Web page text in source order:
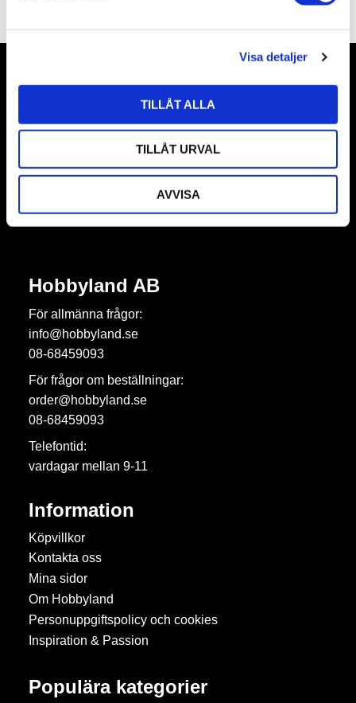
Visa detaljer
TILLÅT ALLA
TILLÅT URVAL
AVVISA
Nyhetsbrev
Prenumerera
Hobbyland AB
För allmänna frågor:
info@hobbyland.se
08-68459093
För frågor om beställningar:
order@hobbyland.se
08-68459093
Telefontid:
vardagar mellan 9-11
Information
Köpvillkor
Kontakta oss
Mina sidor
Om Hobbyland
Personuppgiftspolicy och cookies
Inspiration & Passion
Populära kategorier